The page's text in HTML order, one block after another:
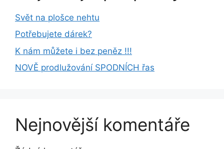
Svět na plošce nehtu
Potřebujete dárek?
K nám můžete i bez peněz !!!
NOVĚ prodlužování SPODNÍCH řas
Nejnovější komentáře